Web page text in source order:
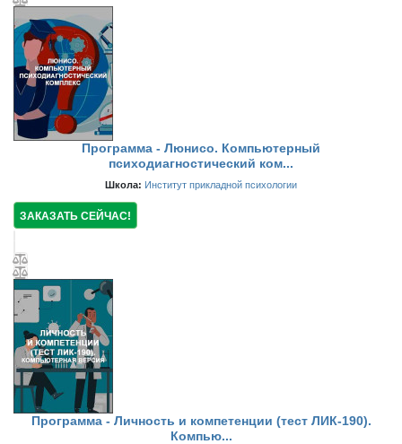
Программа - Люнисо. Компьютерный
психодиагностический ком...
Школа: Институт прикладной психологии
ЗАКАЗАТЬ СЕЙЧАС!
Программа - Личность и компетенции (тест ЛИК-190).
Компью...